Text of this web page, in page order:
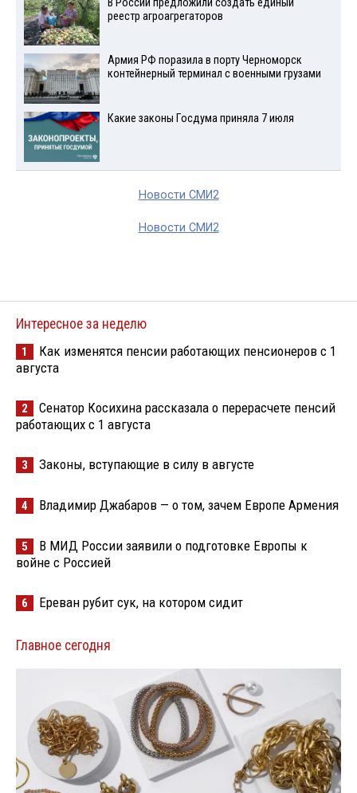
реестр агроагрегаторов
Армия РФ поразила в порту Черноморск
контейнерный терминал с военными грузами
Какие законы Госдума приняла 7 июля
Новости СМИ2
Новости СМИ2
Интересное за неделю
1
Как изменятся пенсии работающих пенсионеров с 1
августа
2
Сенатор Косихина рассказала о перерасчете пенсий
работающих с 1 августа
3 Законы, вступающие в силу в августе
4 Владимир Джабаров — о том, зачем Европе Армения
5
В МИД России заявили о подготовке Европы к
войне с Россией
6 Ереван рубит сук, на котором сидит
Главное сегодня